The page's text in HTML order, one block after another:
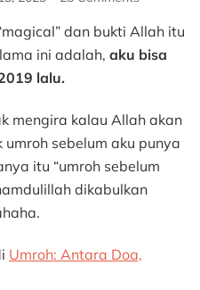
Umroh
saat
dan bukti Allah itu
ini adalah, aku bisa
lalu.
mengira kalau Allah akan
sebelum aku punya
itu “umroh sebelum
dikabulkan
Umroh: Antara Doa,